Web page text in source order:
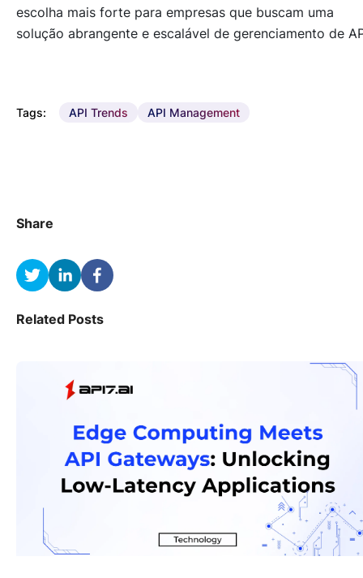
escolha mais forte para empresas que buscam uma
solução abrangente e escalável de gerenciamento de
Tags: API Trends API Management
Share
Related Posts